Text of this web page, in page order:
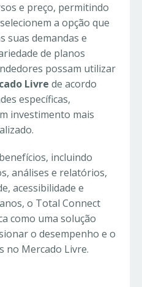
e preço, permitindo
a opção que
suas demandas e
de planos
possam utilizar
Livre de acordo
específicas,
investimento mais
incluindo
análises e relatórios,
acessibilidade e
o Total Connect
como uma solução
o desempenho e o
no Mercado Livre.